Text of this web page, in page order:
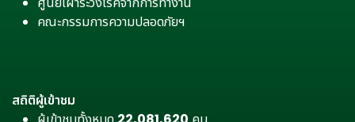
คณะกรรมการความปลอดภัยฯ
สถิติผู้เข้าชม